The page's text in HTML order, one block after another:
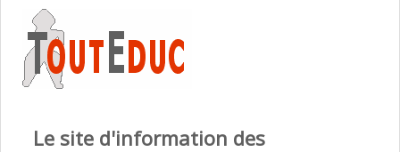
Le site d'information des